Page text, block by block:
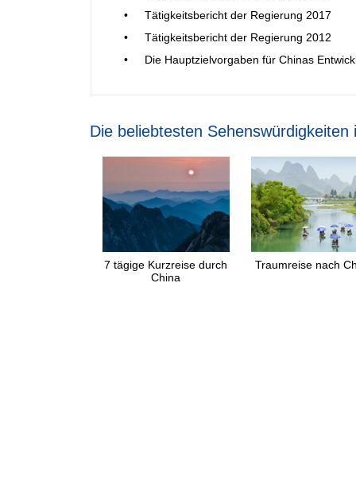
•
Tätigkeitsbericht der Regierung 2017
•
Tätigkeitsbericht der Regierung 2012
•
Die Hauptzielvorgaben für Chinas
Die beliebtesten Sehenswürdigkeiten
7 tägige Kurzreise durch
China
Traumreise nach